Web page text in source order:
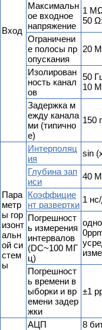
Вход
Максимальн
ое входное
напряжение
1
50
Ограничени
е полосы пр
опускания
20
Изолирован
ность канал
ов
50
10
Задержка м
ежду канала
ми (типично
е)
150
Пара
метр
ы гор
изонт
альн
ой си
стем
ы
Интерполяц
ия
sin
Глубина зап
иси
40 М
Коэффицие
нт развертки
1
Погрешност
ь измерения
интервалов
(DC~100 МГ
ц)
Погрешност
ь времени в
ыборки и вр
емени задер
жки
±1
АЦП
8